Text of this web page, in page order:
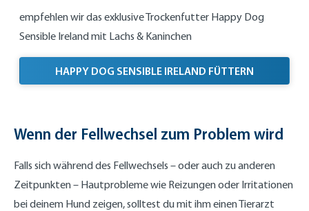
empfehlen wir das exklusive Trockenfutter Happy Dog
Sensible Ireland mit Lachs & Kaninchen
HAPPY DOG SENSIBLE IRELAND FÜTTERN
Wenn der Fellwechsel zum Problem wird
Falls sich während des Fellwechsels – oder auch zu anderen
Zeitpunkten – Hautprobleme wie Reizungen oder Irritationen
bei deinem Hund zeigen, solltest du mit ihm einen Tierarzt